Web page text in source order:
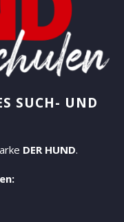
SUCH- UND B
DER HUND.